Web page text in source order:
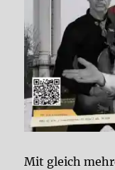
Mit gleich